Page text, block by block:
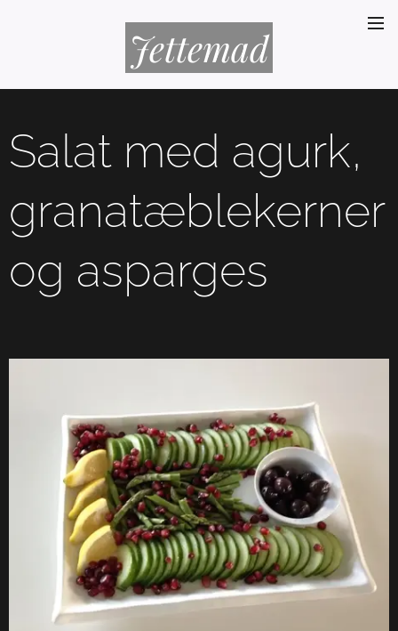
Jettemad
Salat med agurk,
granatæblekerner
og asparges